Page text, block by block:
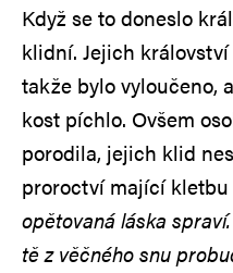
Když se to doneslo
klidní. Jejich
takže bylo vyloučeno,
kost píchlo. Ovšem
porodila, jejich klid
proroctví mající kletbu
opětovaná láska
tě z věčného snu